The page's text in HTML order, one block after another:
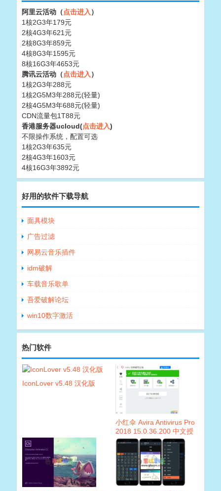
阿里云活动（点击进入 ）
1核2G3年179元
2核4G3年621元
2核8G3年859元
4核8G3年1595元
8核16G3年4653元
腾讯云活动（点击进入 ）
1核2G3年288元
1核2G5M3年288元(轻量)
2核4G5M3年688元(轻量)
CDN流量包1T88元
香港服务器ucloud(点击进入)
不限操作系统，配置可选
1核2G3年635元
2核4G3年1603元
4核16G3年3892元
好用的软件下载导航
面具模块
广告过滤
网易云音乐插件
idm破解
车载音乐歌单
吾爱破解论坛
win10数字激活
热门软件
IconLover v5.48 汉化版
小红伞 Avira Antivirus Pro
2018 15.0.36.200 中文授
权版